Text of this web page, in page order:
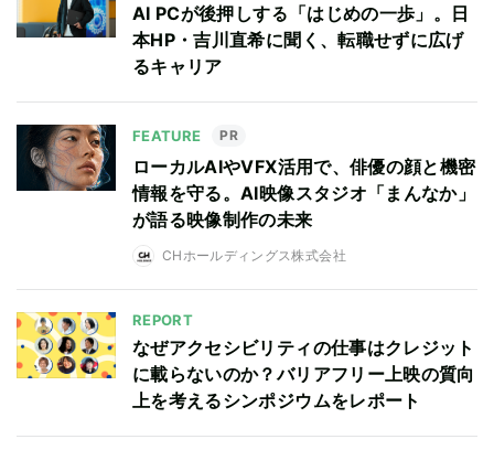
AI PCが後押しする「はじめの一歩」。日
本HP・吉川直希に聞く、転職せずに広げ
るキャリア
FEATURE PR
ローカルAIやVFX活用で、俳優の顔と機密
情報を守る。AI映像スタジオ「まんなか」
が語る映像制作の未来
CHホールディングス株式会社
REPORT
なぜアクセシビリティの仕事はクレジット
に載らないのか？バリアフリー上映の質向
上を考えるシンポジウムをレポート